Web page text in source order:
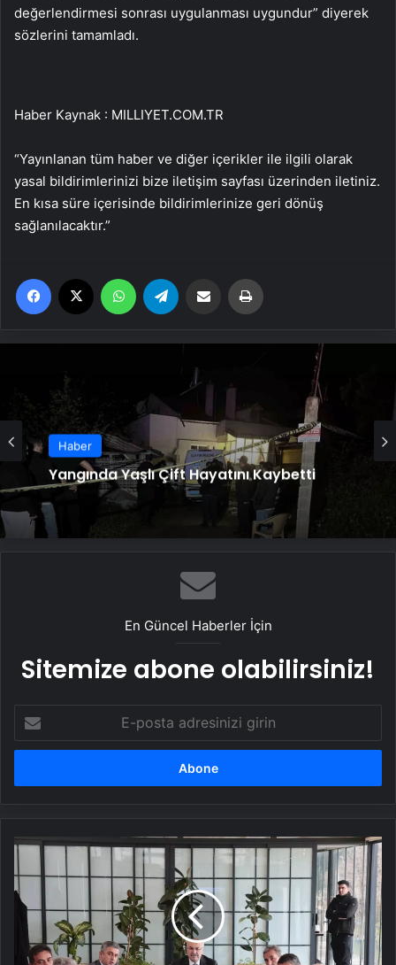
değerlendirmesi sonrası uygulanması uygundur” diyerek
sözlerini tamamladı.
Haber Kaynak : MILLIYET.COM.TR
“Yayınlanan tüm haber ve diğer içerikler ile ilgili olarak
yasal bildirimlerinizi bize iletişim sayfası üzerinden iletiniz.
En kısa süre içerisinde bildirimlerinize geri dönüş
sağlanılacaktır.”
Facebook WhatsApp Email'den paylaş
Haber
Yangında Yaşlı Çift Hayatını Kaybetti
Haber
Ayvalık’ta Zincirleme Kaza: 4 Yaralı
En Güncel Haberler İçin
Sitemize abone olabilirsiniz!
posta
adresinizi
Adana'da
Kamu
Arazisi
İşgalleri
Yıkılıyor